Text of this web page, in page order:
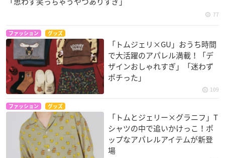
77
ファッション グッズ
「トムジェリ×GU」おうち時間
で大活躍のアパレル満載！「デ
ザインおしゃれすぎ」「迷わず
ポチった」
109
ファッション グッズ
「トムとジェリー×グラニフ」T
シャツの中で追いかけっこ！ポ
ップなアパレルアイテムが新登
場